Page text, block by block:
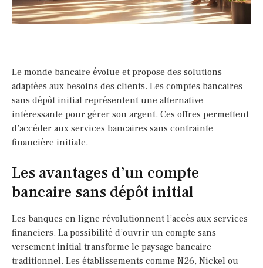
Le monde bancaire évolue et propose des solutions
adaptées aux besoins des clients. Les comptes bancaires
sans dépôt initial représentent une alternative
intéressante pour gérer son argent. Ces offres permettent
d’accéder aux services bancaires sans contrainte
financière initiale.
Les avantages d’un compte
bancaire sans dépôt initial
Les banques en ligne révolutionnent l’accès aux services
financiers. La possibilité d’ouvrir un compte sans
versement initial transforme le paysage bancaire
traditionnel. Les établissements comme N26, Nickel ou